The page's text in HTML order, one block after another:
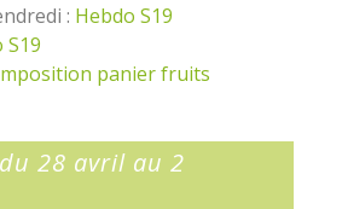
: Hebdo S19
S19
panier fruits
28 avril au 2